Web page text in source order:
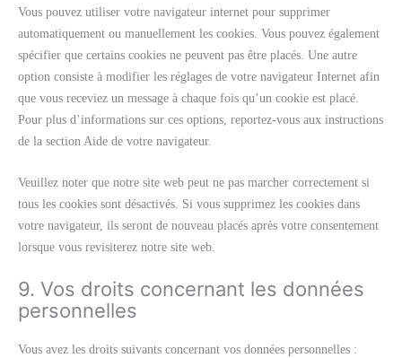
Vous pouvez utiliser votre navigateur internet pour supprimer
automatiquement ou manuellement les cookies. Vous pouvez également
spécifier que certains cookies ne peuvent pas être placés. Une autre
option consiste à modifier les réglages de votre navigateur Internet afin
que vous receviez un message à chaque fois qu’un cookie est placé.
Pour plus d’informations sur ces options, reportez-vous aux instructions
de la section Aide de votre navigateur.
Veuillez noter que notre site web peut ne pas marcher correctement si
tous les cookies sont désactivés. Si vous supprimez les cookies dans
votre navigateur, ils seront de nouveau placés après votre consentement
lorsque vous revisiterez notre site web.
9. Vos droits concernant les données
personnelles
Vous avez les droits suivants concernant vos données personnelles :